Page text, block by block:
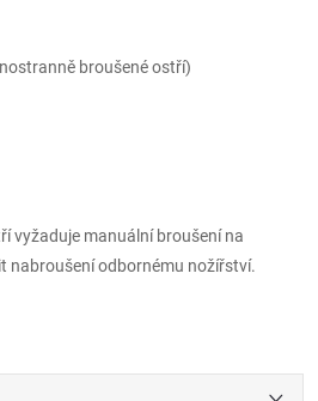
broušené ostří)
vyžaduje manuální broušení na
nabroušení odbornému nožířství.